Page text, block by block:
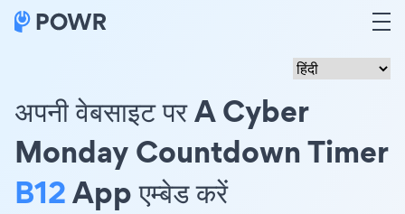
अपनी वेबसाइट पर A Cyber
Monday Countdown Timer
B12App एम्बेड करें